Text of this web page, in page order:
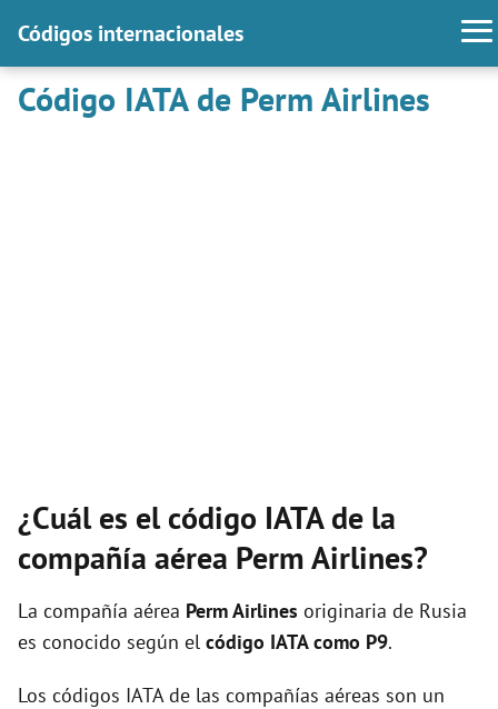
Códigos internacionales
Código IATA de Perm Airlines
¿Cuál es el código IATA de la
compañía aérea Perm Airlines?
La compañía aérea Perm Airlines originaria de Rusia
es conocido según el código IATA como P9.
Los códigos IATA de las compañías aéreas son un